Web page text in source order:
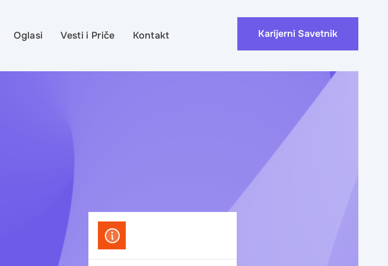
Oglasi Vesti i Priče Kontakt Karijerni Savetnik